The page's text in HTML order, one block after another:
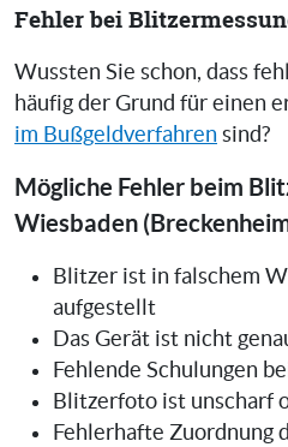
Fehler bei
Wussten Sie schon, dass
häufig der Grund für einen
im Bußgeldverfahren sind?
Mögliche Fehler beim
Wiesbaden
Blitzer ist in falschem
aufgestellt
Das Gerät ist nicht
Fehlende Schulungen
Blitzerfoto ist unscharf
Fehlerhafte Zuordnung